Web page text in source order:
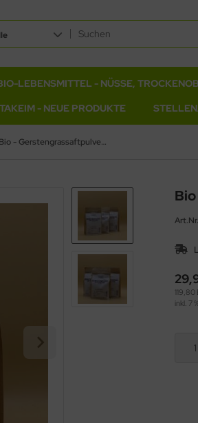
LEBENSMITTEL - NÜSSE,
- NEUE PRODUKTE
Bio - Gerstengrassaftpulver 250g in Rohkostqualität
119,80
inkl. 7